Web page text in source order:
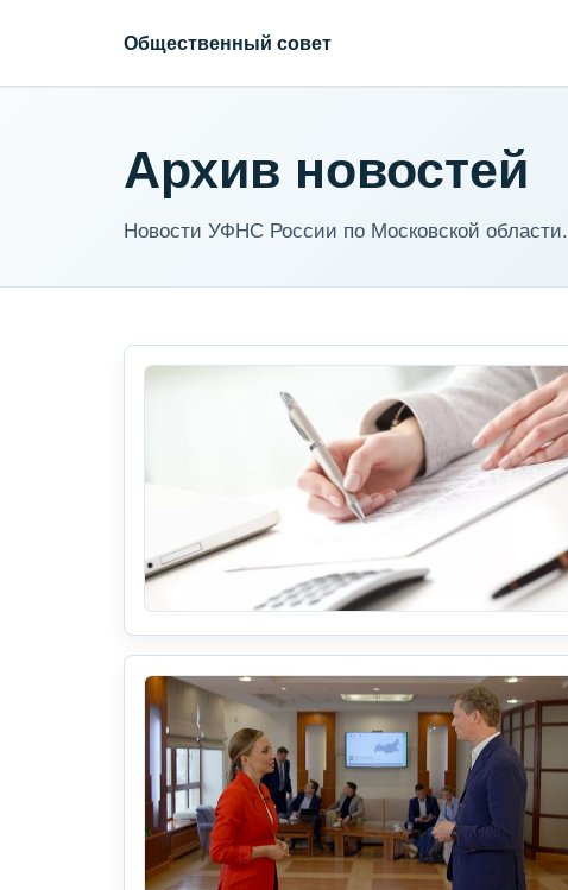
Общественный совет
Архив новостей
Новости УФНС России по Московской области.